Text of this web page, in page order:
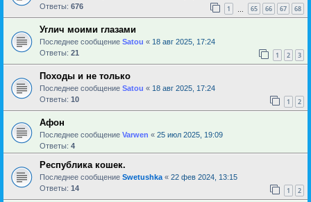
Ответы: 676 1 65 66 67 68
Углич моими глазами
Последнее сообщение Satou « 18 авг 2025, 17:24
Ответы: 21 1 2 3
Походы и не только
Последнее сообщение Satou « 18 авг 2025, 17:24
Ответы: 10 1 2
Афон
Последнее сообщение Varwen « 25 июл 2025, 19:09
Ответы: 4
Республика кошек.
Последнее сообщение Swetushka « 22 фев 2024, 13:15
Ответы: 14 1 2